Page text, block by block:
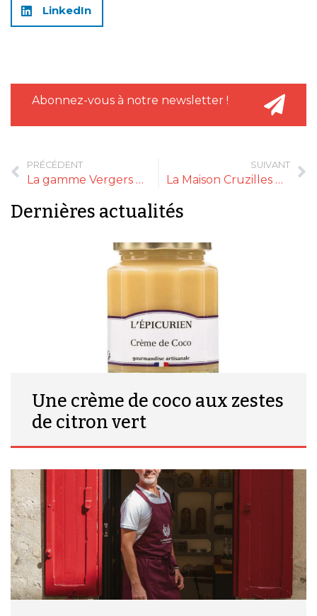
LinkedIn
Abonnez-vous à notre newsletter !
PRÉCÉDENT
La gamme Vergers de France
SUIVANT
La Maison Cruzilles œuvre pour inscrire son activité dans le temps
Dernières actualités
Une crème de coco aux zestes
de citron vert